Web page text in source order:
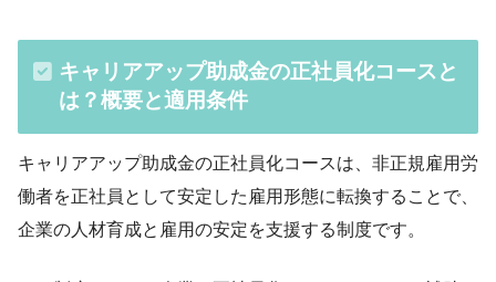
キャリアアップ助成金の正社員化コースと
は？概要と適用条件
キャリアアップ助成金の正社員化コースは、非正規雇用労
働者を正社員として安定した雇用形態に転換することで、
企業の人材育成と雇用の安定を支援する制度です。